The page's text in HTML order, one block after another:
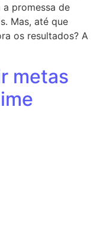
promessa de
Mas, até que
os resultados? A
metas